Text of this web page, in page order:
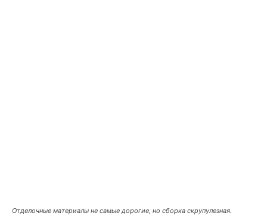
Отделочные материалы не самые дорогие, но сборка скрупулезная.